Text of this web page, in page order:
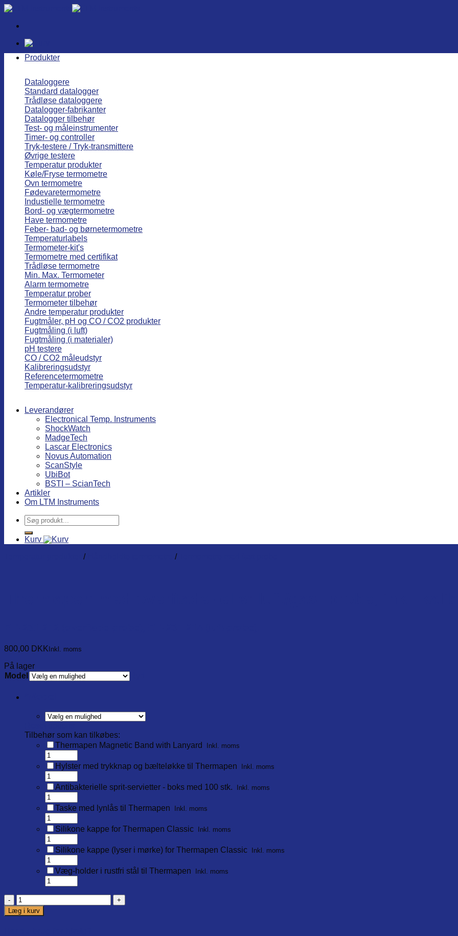
Fortsæt
indhold
Produkter
Dataloggere
Standard datalogger
Trådløse dataloggere
Datalogger-fabrikanter
Datalogger tilbehør
Test- og måleinstrumenter
Timer- og controller
Tryk-testere / Tryk-transmittere
Øvrige testere
Temperatur produkter
Køle/Fryse termometre
Ovn termometre
Fødevaretermometre
Industielle termometre
Bord- og vægtermometre
Have termometre
Feber- bad- og børnetermometre
Temperaturlabels
Termometer-kit's
Termometre med certifikat
Trådløse termometre
Min. Max. Termometer
Alarm termometre
Temperatur prober
Termometer tilbehør
Andre temperatur produkter
Fugtmåler, pH og CO / CO2 produkter
Fugtmåling (i luft)
Fugtmåling (i materialer)
pH testere
CO / CO2 måleudstyr
Kalibreringsudstyr
Referencetermometre
Temperatur-kalibreringsudstyr
Leverandører
Electronical Temp. Instruments
ShockWatch
MadgeTech
Lascar Electronics
Novus Automation
ScanStyle
UbiBot
BSTI – ScianTech
Artikler
Om LTM Instruments
Søg
efter:
Kurv
/ /
800,00 DKK Inkl. moms
På lager
Model
Tilbehør som kan tilkøbes:
Thermapen Magnetic Band with Lanyard
Inkl. moms
Hylster med trykknap og bælteløkke til Thermapen Inkl. moms
Antibakterielle sprit-servietter - boks med 100 stk. Inkl. moms
Taske med lynlås til Thermapen Inkl. moms
Silikone kappe for Thermapen Classic Inkl. moms
Silikone kappe (lyser i mørke) for Thermapen Classic Inkl. moms
Væg-holder i rustfri stål til Thermapen Inkl. moms
Thermapen
med
overflade-
Læg i kurv